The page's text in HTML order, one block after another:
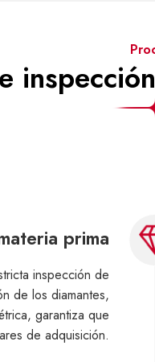
prima
inspección de
de los diamantes,
garantiza que
de adquisición.